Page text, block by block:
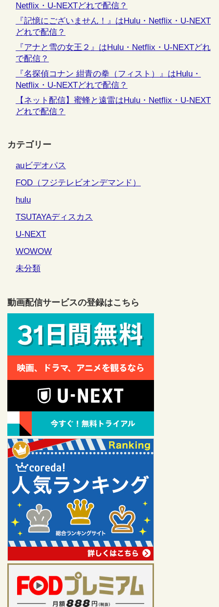
Netflix・U-NEXTどれで配信？
『記憶にございません！』はHulu・Netflix・U-NEXT
どれで配信？
『アナと雪の女王２』はHulu・Netflix・U-NEXTどれ
で配信？
『名探偵コナン 紺青の拳（フィスト）』はHulu・
Netflix・U-NEXTどれで配信？
【ネット配信】蜜蜂と遠雷はHulu・Netflix・U-NEXT
どれで配信？
カテゴリー
auビデオパス
FOD（フジテレビオンデマンド）
hulu
TSUTAYAディスカス
U-NEXT
WOWOW
未分類
動画配信サービスの登録はこちら